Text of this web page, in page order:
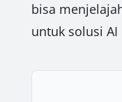
bisa
untuk solusi AI